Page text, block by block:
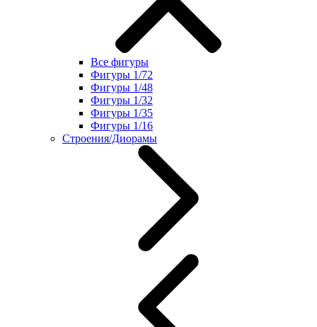
Все фигуры
Фигуры 1/72
Фигуры 1/48
Фигуры 1/32
Фигуры 1/35
Фигуры 1/16
Строения/Диорамы